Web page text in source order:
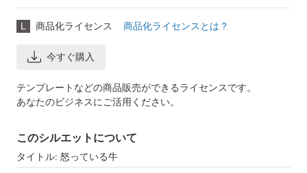
L 商品化ライセンス 商品化ライセンスとは？
今すぐ購入
テンプレートなどの商品販売ができるライセンスです。
あなたのビジネスにご活用ください。
このシルエットについて
タイトル: 怒っている牛